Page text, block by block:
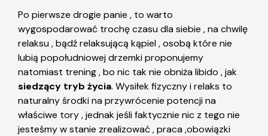
Po pierwsze drogie panie , to warto
wygospodarować trochę czasu dla siebie , na chwilę
relaksu , bądź relaksującą kąpiel , osobą które nie
lubią popołudniowej drzemki proponujemy
natomiast trening , bo nic tak nie obniża libido , jak
siedzący tryb życia. Wysiłek fizyczny i relaks to
naturalny środki na przywrócenie potencji na
właściwe tory , jednak jeśli faktycznie nic z tego nie
jesteśmy w stanie zrealizować , praca ,obowiązki